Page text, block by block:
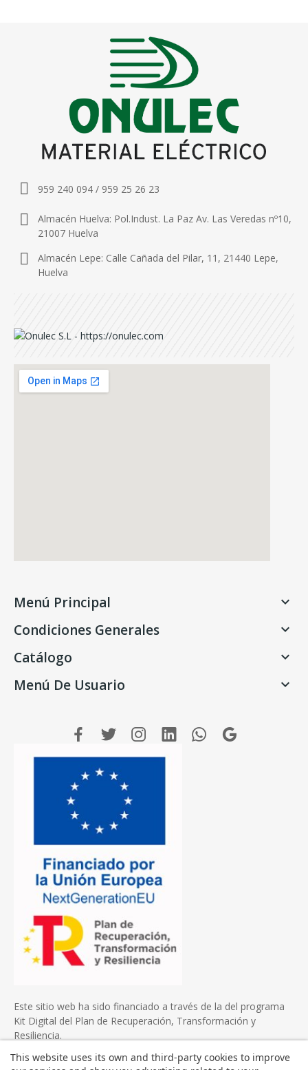
959 240 094 / 959 25 26 23
Almacén Huelva: Pol.Indust. La Paz Av. Las Veredas nº10,
21007 Huelva
Almacén Lepe: Calle Cañada del Pilar, 11, 21440 Lepe,
Huelva
Menú Principal 
Condiciones Generales 
Catálogo 
Menú De Usuario 
Este sitio web ha sido financiado a través de la del programa
Kit Digital del Plan de Recuperación, Transformación y
Resiliencia.
This website uses its own and third-party cookies to improve